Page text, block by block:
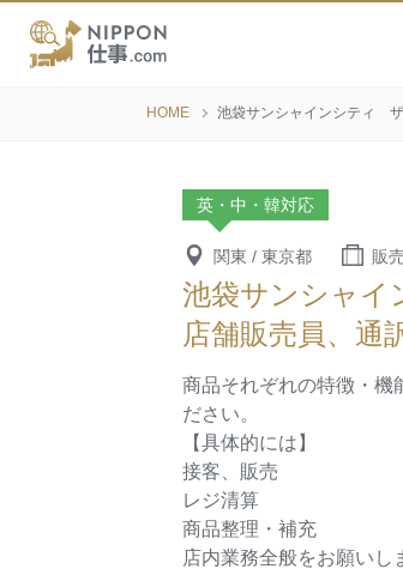
HOME 池袋サンシャインシティ
英・中・韓対応
関東 / 東京都 販売
池袋サンシャ
店舗販売員、通
商品それぞれの特徴・機
ださい。
【具体的には】
接客、販売
レジ清算
商品整理・補充
店内業務全般をお願いし